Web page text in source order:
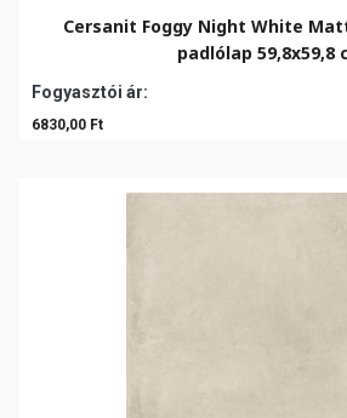
Cersanit Foggy Night White
padlólap 59,8x59,8
Fogyasztói ár:
6830,00 Ft